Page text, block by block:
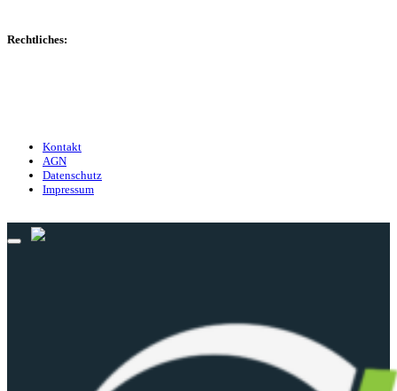
Rechtliches:
Kontakt
AGN
Datenschutz
Impressum